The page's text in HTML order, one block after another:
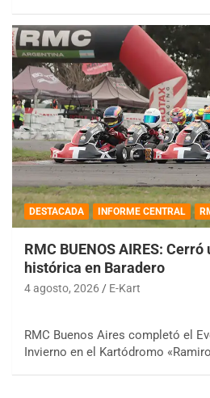
DESTACADA INFORME CENTRAL
RMC BUENOS AIRES:
histórica en Baradero
4 agosto, 2026 E-Kart
RMC Buenos Aires completó el
Invierno en el Kartódromo